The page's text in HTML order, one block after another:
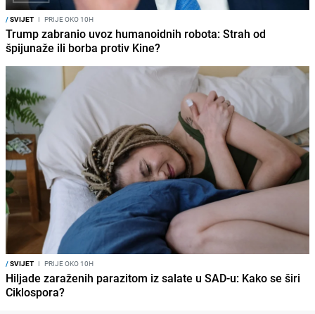
/SVIJET I PRIJE OKO 10H
Trump zabranio uvoz humanoidnih robota: Strah od
špijunaže ili borba protiv Kine?
/SVIJET I PRIJE OKO 10H
Hiljade zaraženih parazitom iz salate u SAD-u: Kako se širi
Ciklospora?